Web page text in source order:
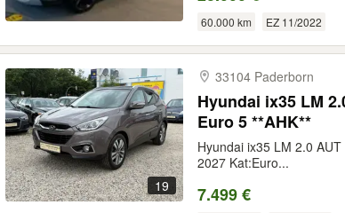
60.000 km EZ 11/2022
19
33104 Paderborn
Hyundai ix35 LM
Euro 5 **AHK**
Hyundai ix35 LM 2.0
2027 Kat:Euro...
7.499 €